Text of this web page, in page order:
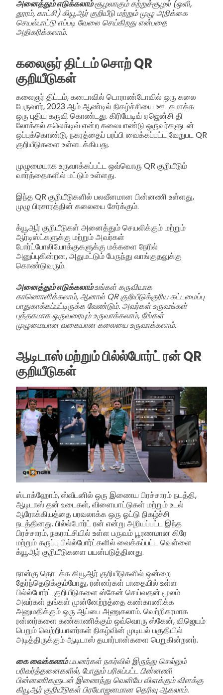
அனைத்தும் எடுக்கலாம்சூழலாகும் சுற்றுச்சூழல் (ஒளி,
தூரம், காட்சி) கியூஆர் குறியீடு மற்றும் முழு அறிக்கை
செயல்பாட்டு எப்படி வேலை செய்கிறது என்பதை
அதிகரிக்கலாம்.
கலைஞர் திட்டம் சொற் QR
குறியீடுகள்
கலைஞர் திட்டம், கனடாவில் டொராண்டோவில் ஒரு கலை
பேருவார், 2023 ஆம் ஆண்டில் நிகழ்ச்சியை ஊடகமாக்க
ஒரு புதிய கருவி கொண்டது. கிரியேடிவ் ஏஜென்சி தி
லோக்கல் கலெக்டிவ் என்ற கலையாண்டு ஒருவர்களுடன்
ஒப்புக்கொண்டு, நகரத்தைப் பரப்பி வைக்கப்பட்ட வேறுபட QR
குறியீடுகளை உள்ளடக்கியது.
முழுமையாக உருவாக்கப்பட்ட ஒவ்வொரு QR குறியீடும்
வார்த்தைகளில் மட்டும் உள்ளது.
இந்த QR குறியீடுகளில் பலவீனமான பின்னணி உள்ளது,
முழு பிரசாரத்தின் கலையை சேர்க்கும்.
க்யூஆர் குறியீடுகள் அனைத்தும் செயலிக்கும் மற்றும்
ஆர்டிஸ்ட்களுக்கு மற்றும் அவர்கள்
போர்ட்போலியோக்குகளுக்கு மக்களை நேரில்
அனுப்புகின்றன, அதுமட்டும் பேருந்து வாங்குதலுக்கு
கொண்டுவரும்.
அனைத்தும் எடுக்கலாம்உங்கள் கருவியாக
காணொளிக்கலாம், ஆனால் QR குறியீடுக்குரிய கட்டமைப்பு
பாதுகாக்கப்பட்டிருக்க வேண்டும். அவர்கள் உருவங்கள்
புத்தகமாக ஒருவரையும் உருவாக்கலாம், நீங்கள்
முழுமையான வகையான கலையை உருவாக்கலாம்.
ஆடிடாஸ் மற்றும் பில்ல்போர்ட் ரன் QR
குறியீடுகள்
ஸ்டாக்ஹோம், ஸ்வீடனில் ஒரு இணைய பிரச்சாரம் நடத்தி,
ஆடிடாஸ் தன் உடைகள், விளையாட்டுகள் மற்றும் உடல்
ஆரோக்கியத்தை பரவலாக்க ஒரு ஓட்டு நிகழ்ச்சி
நடத்தினது. பில்ல்போர்ட் ரன் என்று அறியப்பட்ட இந்த
பிரச்சாரம், நகராட்சியில் உள்ள பருவம் பூரணமான கிரே
மற்றும் கருப்பு பில்ல்போர்ட்களில் வைக்கப்பட்ட வெள்ளை
க்யூஆர் குறியீடுகளை பயன்படுத்தினது.
நான்கு தொடக்க கியூஆர் குறியீடுகளில் ஒன்றை
தேர்ந்தெடுக்கும்போது, ரன்னர்கள் பாதையில் உள்ள
பில்ல்போர்ட் குறியீடுகளை ஸ்கேன் செய்வதன் மூலம்
அவர்கள் தங்கள் முன்னேற்றத்தை கண்காணிக்க
அனுமதிக்கும் ஒரு ஆப்பை அணுகலாம். வெற்றிகரமாக
ரன்னர்களை கண்காணிக்கும் ஒவ்வொரு ஸ்கேன், விஜெயம்
பெறும் வெற்றியாளர்கள் நிகழ்வின் முடியல் பகுதியில்
அடித்திருக்கும் ஆடிடாஸ் தயார்பான்களை பெறுகின்றனர்.
கை வைக்கலாம்பயனர்கள் நகர்வில் இருந்து செல்லும்
பரிவர்த்தனைகளில், போதும் பரிசுப்பட்ட பின்னணி
பின்னணிகளுடன் இணைந்து வெளியே விளக்கும் விளக்கு
கியூஆர் குறியீடுகள் பிரயோஜனமான தெரிவு ஆகலாம்.